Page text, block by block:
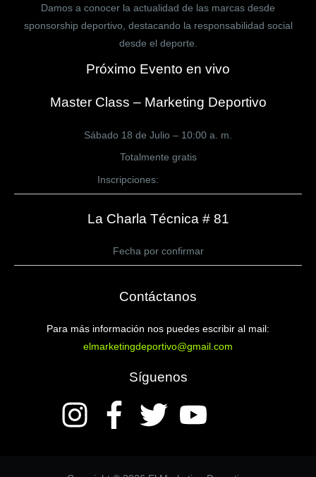
Damos a conocer la actualidad de las marcas desde
sponsorship deportivo, destacando la responsabilidad social
desde el deporte.
Próximo Evento en vivo
Master Class – Marketing Deportivo
Sábado 18 de Julio – 10:00 a. m.
Totalmente gratis
Inscripciones:
La Charla Técnica # 81
Fecha por confirmar
Contáctanos
Para más información nos puedes escribir al mail:
elmarketingdeportivo@gmail.com
Síguenos